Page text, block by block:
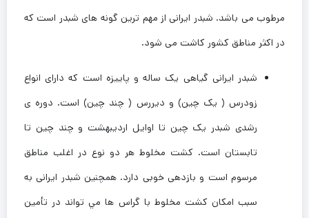
مرطوب می باشد. شبدر ایرانی از مهم ترین گونه های شبدر است که
در اکثر مناطق کشور کاشت می شود.
شبدر ایرانی گیاهی یک ساله و پاییزه است که دارای انواع
زودرس ( یک چین) و دیررس ( چند چین) است. دوره ی
رشدی شبدر یک چین تا اوایل اردیبهشت و چند چین تا
تابستان است. کشت مخلوط هر دو نوع در اغلب مناطق
مرسوم است و بازدهی خوبی دارد. همچنین شبدر ایرانی به
سبب امكان كشت مخلوط با گراس ها مي تواند در تأمين